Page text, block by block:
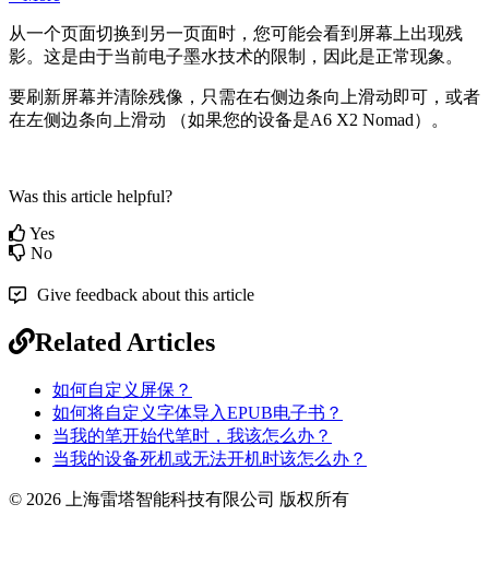
从一个页面切换到 另一页面时 ， 您可能会看到 屏幕 上出现残
影。 这是由于当前电子墨水技术的限制 ， 因 此是正常现象 。
要刷 新屏幕并清除残像 ， 只 需在右侧边条向 上滑动即可 ， 或者
在左侧边条向 上滑动 （如果您的设备是A6 X2 Nomad） 。
Was this article helpful?
Yes
No
Give feedback about this article
Related Articles
如何自定义屏保？
如何将自定义字体导入EPUB电子书？
当我的笔开始代笔时，我该怎么办？
当我的设备死机或无法开机时该怎么办？
© 2026 上海雷塔智能科技有限公司 版权所有